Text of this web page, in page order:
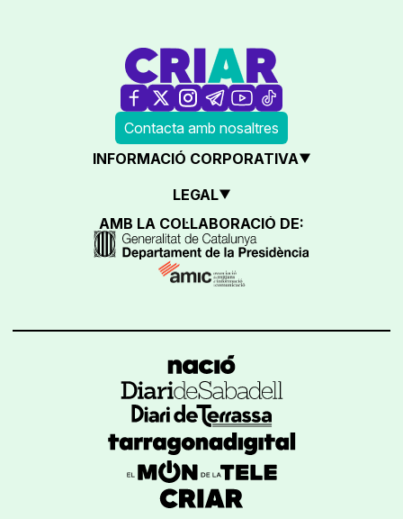
Contacta amb nosaltres
INFORMACIÓ CORPORATIVA
LEGAL
AMB LA COL·LABORACIÓ DE: